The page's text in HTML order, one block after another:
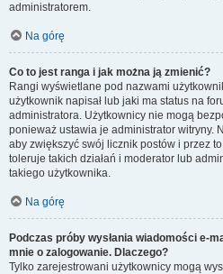
administratorem.
Na górę
Co to jest ranga i jak można ją zmienić?
Rangi wyświetlane pod nazwami
użytkownik napisał lub jaki ma status na
administratora. Użytkownicy nie mogą
ponieważ ustawia je administrator witryny.
aby zwiększyć swój licznik postów i przez
toleruje takich działań i moderator lub
takiego użytkownika.
Na górę
Podczas próby wysłania wiadomości e-
mnie o zalogowanie. Dlaczego?
Tylko zarejestrowani użytkownicy mogą